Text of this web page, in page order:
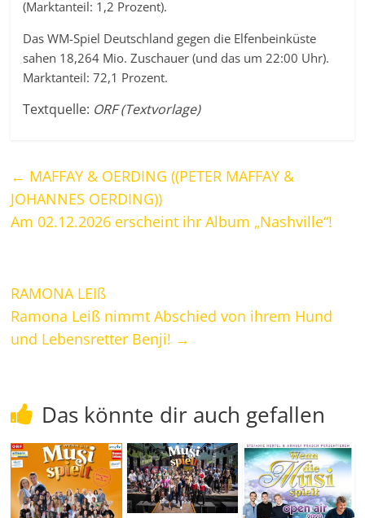
(Marktanteil: 1,2 Prozent).
Das WM-Spiel Deutschland gegen die Elfenbeinküste
sahen 18,264 Mio. Zuschauer (und das um 22:00 Uhr).
Marktanteil: 72,1 Prozent.
Textquelle: ORF (Textvorlage)
← MAFFAY & OERDING ((PETER MAFFAY &
JOHANNES OERDING))
Am 02.12.2026 erscheint ihr Album „Nashville“!
RAMONA LEIß
Ramona Leiß nimmt Abschied von ihrem Hund
und Lebensretter Benji! →
Das könnte dir auch gefallen